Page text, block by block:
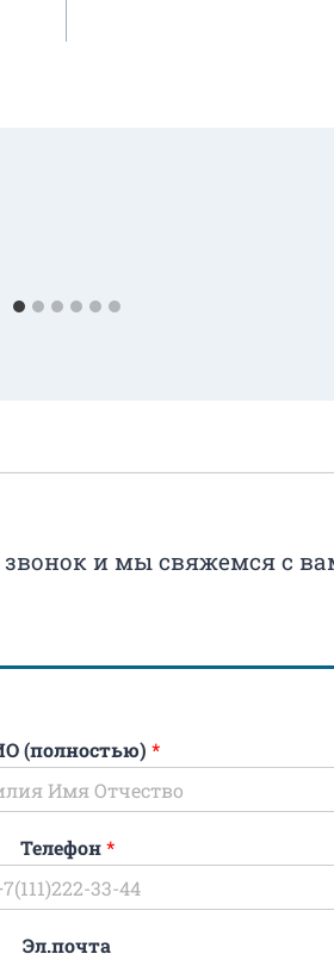
звонок и мы свяжемся с
(полностью) *
Телефон*
Эл.почта